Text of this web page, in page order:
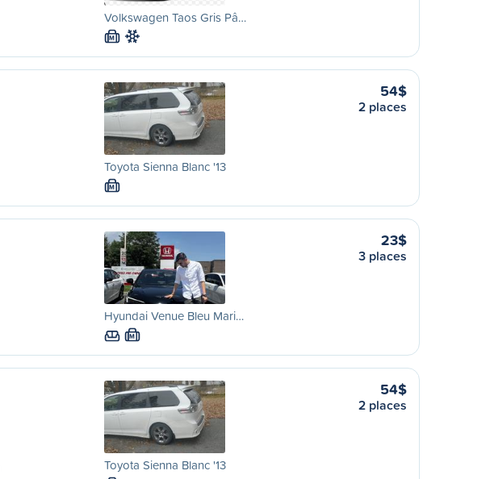
Volkswagen Taos Gris Pâ…
M
Toyota Sienna Blanc '13
M
54$
2 places
Hyundai Venue Bleu Mari…
M
23$
3 places
Toyota Sienna Blanc '13
54$
2 places